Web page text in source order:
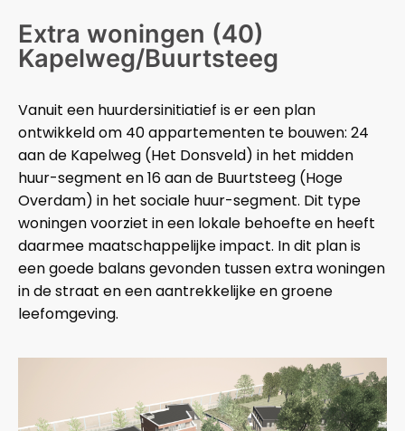
Extra woningen (40)
Kapelweg/Buurtsteeg
Vanuit een huurdersinitiatief is er een plan
ontwikkeld om 40 appartementen te bouwen: 24
aan de Kapelweg (Het Donsveld) in het midden
huur-segment en 16 aan de Buurtsteeg (Hoge
Overdam) in het sociale huur-segment. Dit type
woningen voorziet in een lokale behoefte en heeft
daarmee maatschappelijke impact. In dit plan is
een goede balans gevonden tussen extra woningen
in de straat en een aantrekkelijke en groene
leefomgeving.